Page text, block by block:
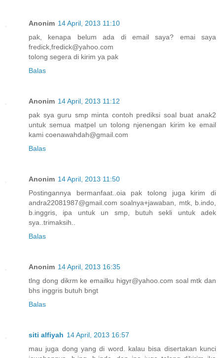
Anonim 14 April, 2013 11:10
pak, kenapa belum ada di email saya? emai saya
fredick,fredick@yahoo.com
tolong segera di kirim ya pak
Balas
Anonim 14 April, 2013 11:12
pak sya guru smp minta contoh prediksi soal buat anak2
untuk semua matpel un tolong njenengan kirim ke email
kami coenawahdah@gmail.com
Balas
Anonim 14 April, 2013 11:50
Postingannya bermanfaat..oia pak tolong juga kirim di
andra22081987@gmail.com soalnya+jawaban, mtk, b.indo,
b.inggris, ipa untuk un smp, butuh sekli untuk adek
sya..trimaksih..
Balas
Anonim 14 April, 2013 16:35
tlng dong dikrm ke emailku higyr@yahoo.com soal mtk dan
bhs inggris butuh bngt
Balas
siti alfiyah 14 April, 2013 16:57
mau juga dong yang di word. kalau bisa disertakan kunci